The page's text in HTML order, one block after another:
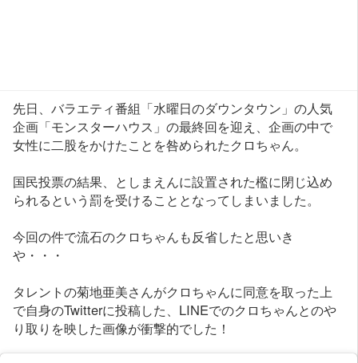
先日、バラエティ番組「水曜日のダウンタウン」の人気
企画「モンスターハウス」の最終回を迎え、企画の中で
女性に二股をかけたことを咎められたクロちゃん。
国民投票の結果、としまえんに設置された檻に閉じ込め
られるという罰を受けることとなってしまいました。
今回の件で流石のクロちゃんも反省したと思いき
や・・・
タレントの菊地亜美さんがクロちゃんに同意を取った上
で自身のTwitterに投稿した、LINEでのクロちゃんとのや
り取りを映した画像が衝撃的でした！